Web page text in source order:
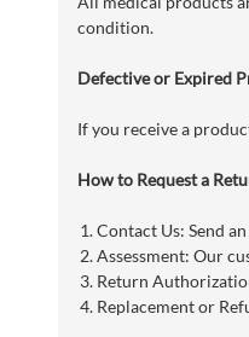
condition.
Defective or Expired
If you receive a
How to Request a
Contact Us: Send
Assessment: Our
Return
Replacement or